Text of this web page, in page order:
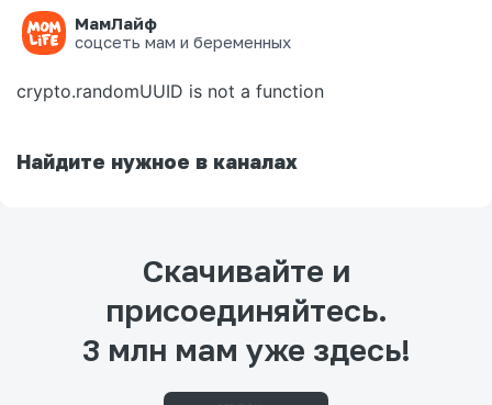
МамЛайф
соцсеть мам и беременных
Ошибка на странице
crypto.randomUUID is not a function
Найдите нужное в каналах
Скачивайте и
присоединяйтесь.
3 млн мам уже здесь!